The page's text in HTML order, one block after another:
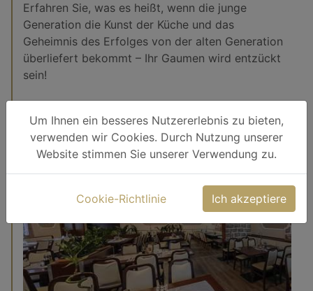
Erfahren Sie, was es heißt, wenn die junge
Generation die Kunst der Küche und das
Geheimnis des Erfolges von der alten Generation
überliefert bekommt – Ihr Gaumen wird entzückt
sein!
Um Ihnen ein besseres Nutzererlebnis zu bieten,
verwenden wir Cookies. Durch Nutzung unserer
Website stimmen Sie unserer Verwendung zu.
Cookie-Richtlinie Ich akzeptiere